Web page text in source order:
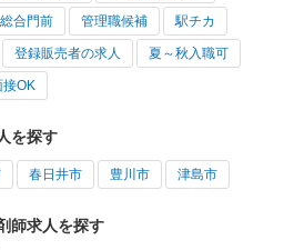
総合門前 管理職候補 駅チカ
登録販売者の求人 夏～秋入職可
接OK
を探す
春日井市 豊川市 津島市
師求人を探す